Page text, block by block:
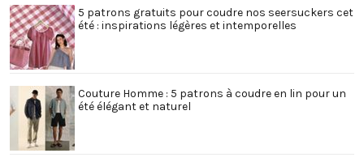
5 patrons gratuits pour coudre nos seersuckers cet
été : inspirations légères et intemporelles
Couture Homme : 5 patrons à coudre en lin pour un
été élégant et naturel